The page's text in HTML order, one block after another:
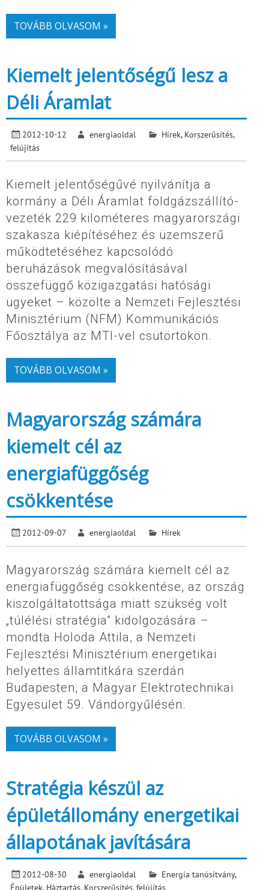
TOVÁBB OLVASOM »
Kiemelt jelentőségű lesz a
Déli Áramlat
2012-10-12 energiaoldal Hírek, Korszerűsítés,
felújítás
Kiemelt jelentőségűvé nyilvánítja a
kormány a Déli Áramlat földgázszállító-
vezeték 229 kilométeres magyarországi
szakasza kiépítéséhez és üzemszerű
működtetéséhez kapcsolódó
beruházások megvalósításával
összefüggő közigazgatási hatósági
ügyeket – közölte a Nemzeti Fejlesztési
Minisztérium (NFM) Kommunikációs
Főosztálya az MTI-vel csütörtökön.
TOVÁBB OLVASOM »
Magyarország számára
kiemelt cél az
energiafüggőség
csökkentése
2012-09-07 energiaoldal Hírek
Magyarország számára kiemelt cél az
energiafüggőség csökkentése, az ország
kiszolgáltatottsága miatt szükség volt
„túlélési stratégia” kidolgozására –
mondta Holoda Attila, a Nemzeti
Fejlesztési Minisztérium energetikai
helyettes államtitkára szerdán
Budapesten, a Magyar Elektrotechnikai
Egyesület 59. Vándorgyűlésén.
TOVÁBB OLVASOM »
Stratégia készül az
épületállomány energetikai
állapotának javítására
2012-08-30 energiaoldal Energia tanúsítvány,
Épületek, Háztartás, Korszerűsítés, felújítás